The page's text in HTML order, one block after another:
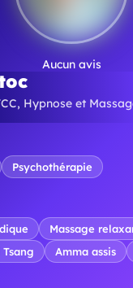
Aucun avis
Hypnose et
Psychothérapie
Massage
Amma assis